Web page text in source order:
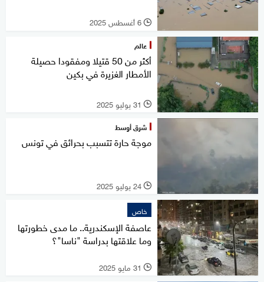
l 6 أغسطس 2025
عالم
أكثر من 50 قتيلا ومفقودا حصيلة
الأمطار الغزيرة في بكين
l 31 يوليو 2025
شرق أوسط
موجة حارة تتسبب بحرائق في تونس
l 24 يوليو 2025
خاص
عاصفة الإسكندرية.. ما مدى خطورتها
وما علاقتها بدراسة "ناسا"؟
l 31 مايو 2025